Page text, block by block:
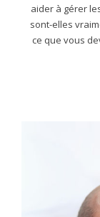
aider à gérer
sont-elles
ce que vous